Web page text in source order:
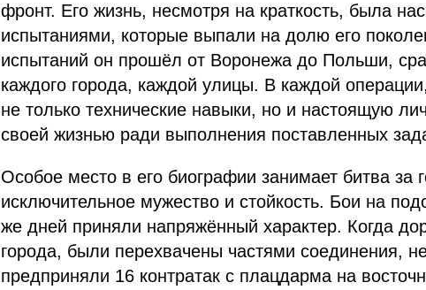
фронт. Его жизнь, несмотря на краткость, была
испытаниями, которые выпали на долю его
испытаний он прошёл от Воронежа до Польши,
каждого города, каждой улицы. В каждой
не только технические навыки, но и настоящую
своей жизнью ради выполнения поставленных
Особое место в его биографии занимает битва за
исключительное мужество и стойкость. Бои на
же дней приняли напряжённый характер. Когда
города, были перехвачены частями соединения,
предприняли 16 контратак с плацдарма на